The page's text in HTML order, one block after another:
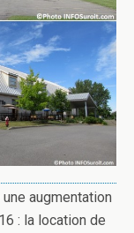
augmentation
: la location de